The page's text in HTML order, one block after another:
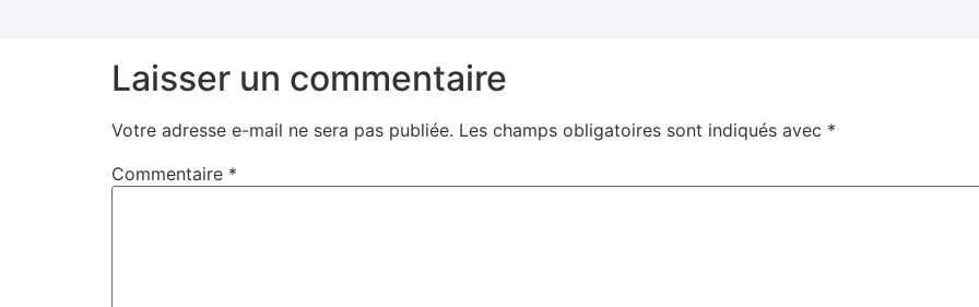
Laisser un commentaire
Votre adresse e-mail ne sera pas publiée. Les champs obligatoires sont indiqués avec *
Commentaire *